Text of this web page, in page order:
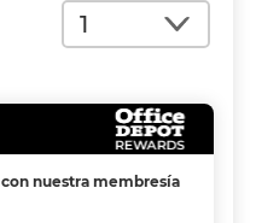
Cantidad
con nuestra membresía